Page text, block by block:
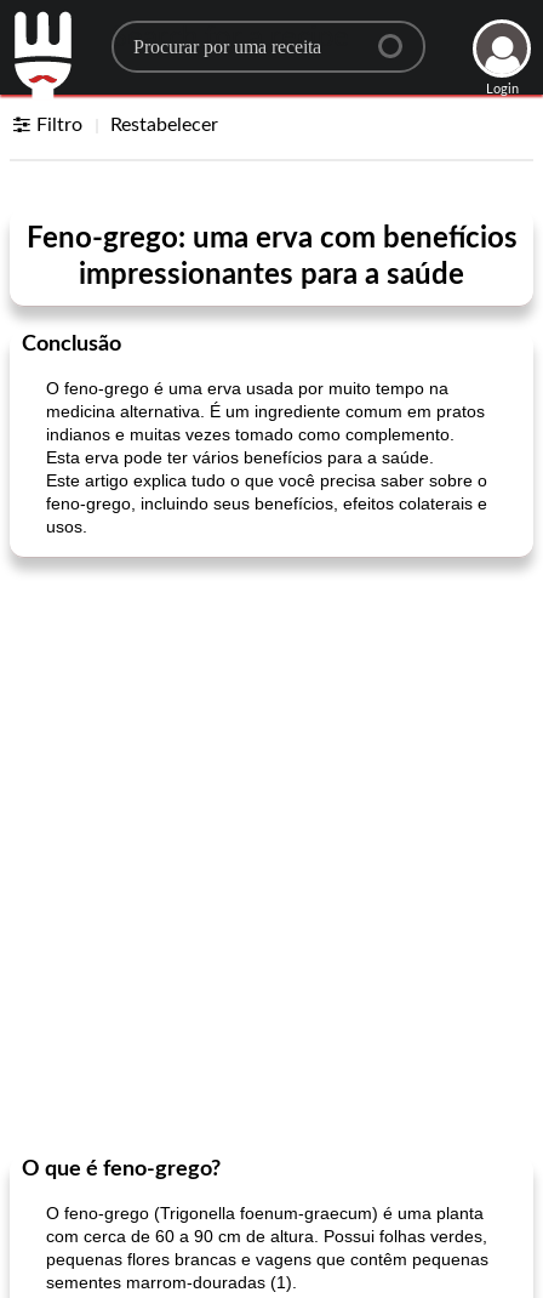
Search for a recipe
Login
Filtro Restabelecer
Feno-grego: uma erva com benefícios
impressionantes para a saúde
Conclusão
O feno-grego é uma erva usada por muito tempo na
medicina alternativa. É um ingrediente comum em pratos
indianos e muitas vezes tomado como complemento.
Esta erva pode ter vários benefícios para a saúde.
Este artigo explica tudo o que você precisa saber sobre o
feno-grego, incluindo seus benefícios, efeitos colaterais e
usos.
O que é feno-grego?
O feno-grego (Trigonella foenum-graecum) é uma planta
com cerca de 60 a 90 cm de altura. Possui folhas verdes,
pequenas flores brancas e vagens que contêm pequenas
sementes marrom-douradas (1).